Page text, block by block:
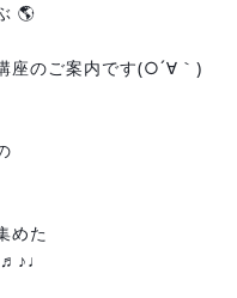
🌎
座のご案内です(○´∀｀)
めた